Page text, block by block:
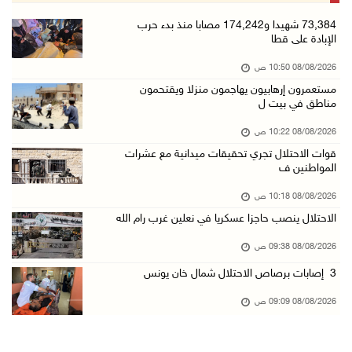
تواصل انتهاكات الاحتلال والمستعمرين: إصابات و ...
08/آب/2026 12:01 ص
قوات الاحتلال تقتحم بيت فجار جنوب بيت لحم
قوات الاحتلال تقتحم بيت لحم
07/آب/2026 10:40 م
قوات الاحتلال تعتقل طفلا من قرية عنزا جنوب جن ...
07/آب/2026 10:17 م
قوات الاحتلال تغلق مداخل يعبد جنوب غرب جنين
73,384 شهيدا و174,242 مصابا منذ بدء حرب
الإبادة على قطا
08/08/2026 10:50 ص
مستعمرون إرهابيون يهاجمون منزلا ويقتحمون
مناطق في بيت ل
08/08/2026 10:22 ص
قوات الاحتلال تجري تحقيقات ميدانية مع عشرات
المواطنين ف
08/08/2026 10:18 ص
الاحتلال ينصب حاجزا عسكريا في نعلين غرب رام الله
08/08/2026 09:38 ص
3 إصابات برصاص الاحتلال شمال خان يونس
08/08/2026 09:09 ص